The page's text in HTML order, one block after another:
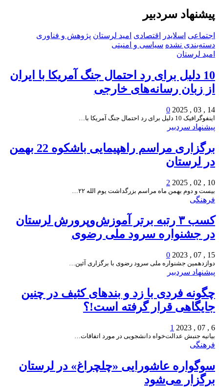
پیشنهاد سردبیر
اجتماعی اسلایدر اقتصادی امید لرستان پژوهش و فناوری
دسته‌بندی نشده سیاسی و امنیتی
امید لرستان
10 دلیل برای رد احتمال جنگ آمریکا با ایران
از زبان رسانه‌های خارجی
14 , 03 , 2025
0
اینفوگرافیک 10 دلیل برای رد احتمال جنگ آمریکا با…
پیشنهاد سردبیر
برگزاری مراسم راهپیمایی باشکوه 22 بهمن
در لرستان
10 , 02 , 2025
2
بیست و دوم بهمن ماه مراسم بزرگداشت یوم الله ۲۲…
فرهنگی
کسب ۳ رتبه برتر آموزش‌وپرورش لرستان
در جشنواره سرود ملی رضوی
15 , 07 , 2023
0
دوازدهمین جشنواره ملی سرود رضوی با برگزاری آئین…
پیشنهاد سردبیر
چگونه فردی با زد و بندهای کثیف در چنین
جایگاهی قرار گرفته است!؟
6 , 07 , 2023
1
بیانیه جنبش عدالت‌خواه دانشجویی در مورد اتفاقات…
فرهنگی
سوگواره عاشورایی «چلچراغ» در لرستان
برگزار می‌شود